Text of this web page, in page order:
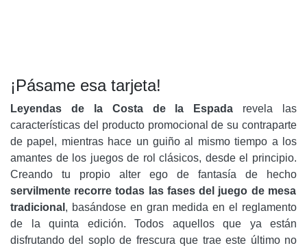
¡Pásame esa tarjeta!
Leyendas de la Costa de la Espada revela las
características del producto promocional de su contraparte
de papel, mientras hace un guiño al mismo tiempo a los
amantes de los juegos de rol clásicos, desde el principio.
Creando tu propio alter ego de fantasía de hecho
servilmente recorre todas las fases del juego de mesa
tradicional , basándose en gran medida en el reglamento
de la quinta edición. Todos aquellos que ya están
disfrutando del soplo de frescura que trae este último no